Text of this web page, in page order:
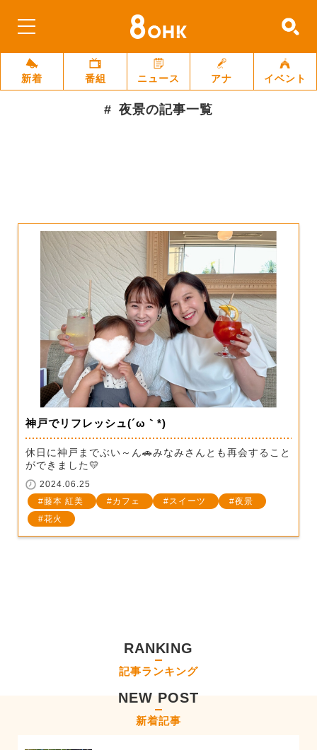
新着 番組 ニュース アナ イベント
夜景の記事一覧
神戸でリフレッシュ(´ω｀*)
休日に神戸までぶい～ん🚗みなみさんとも再会すること
ができました💛
2024.06.25
藤本 紅美
カフェ スイーツ
夜景
花火
RANKING
記事ランキング
NEW POST
新着記事